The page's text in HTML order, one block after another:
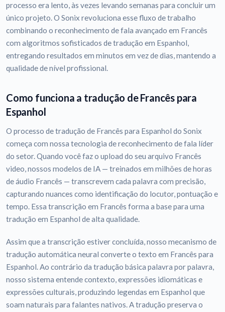
processo era lento, às vezes levando semanas para concluir um
único projeto. O Sonix revoluciona esse fluxo de trabalho
combinando o reconhecimento de fala avançado em Francês
com algoritmos sofisticados de tradução em Espanhol,
entregando resultados em minutos em vez de dias, mantendo a
qualidade de nível profissional.
Como funciona a tradução de Francês para
Espanhol
O processo de tradução de Francês para Espanhol do Sonix
começa com nossa tecnologia de reconhecimento de fala líder
do setor. Quando você faz o upload do seu arquivo Francês
video, nossos modelos de IA — treinados em milhões de horas
de áudio Francês — transcrevem cada palavra com precisão,
capturando nuances como identificação do locutor, pontuação e
tempo. Essa transcrição em Francês forma a base para uma
tradução em Espanhol de alta qualidade.
Assim que a transcrição estiver concluída, nosso mecanismo de
tradução automática neural converte o texto em Francês para
Espanhol. Ao contrário da tradução básica palavra por palavra,
nosso sistema entende contexto, expressões idiomáticas e
expressões culturais, produzindo legendas em Espanhol que
soam naturais para falantes nativos. A tradução preserva o